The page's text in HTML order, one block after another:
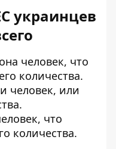
украинцев
человек, что
количества.
человек, или
что
количества.